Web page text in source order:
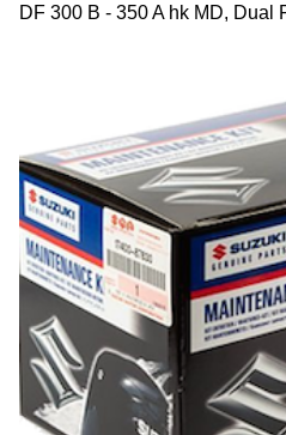
DF 300 B - 350 A hk MD, Dual